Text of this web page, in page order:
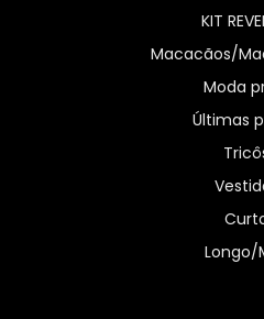
KIT
Macacãos/
Moda
Últimas
Longo/